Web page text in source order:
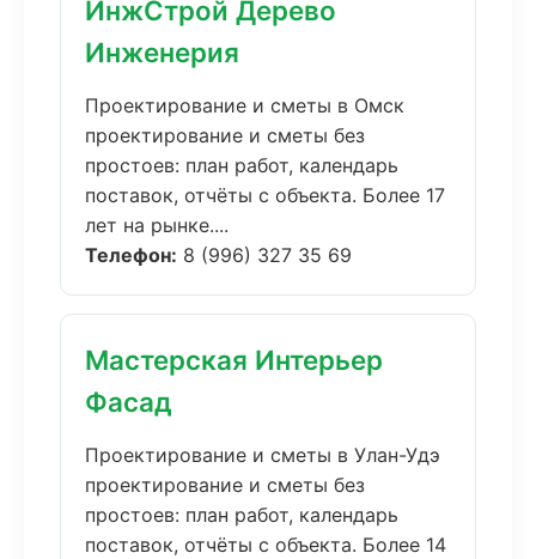
ИнжСтрой Дерево
Инженерия
Проектирование и сметы в Омск
проектирование и сметы без
простоев: план работ, календарь
поставок, отчёты с объекта. Более 17
лет на рынке....
Телефон: 8 (996) 327 35 69
Мастерская Интерьер
Фасад
Проектирование и сметы в Улан-Удэ
проектирование и сметы без
простоев: план работ, календарь
поставок, отчёты с объекта. Более 14